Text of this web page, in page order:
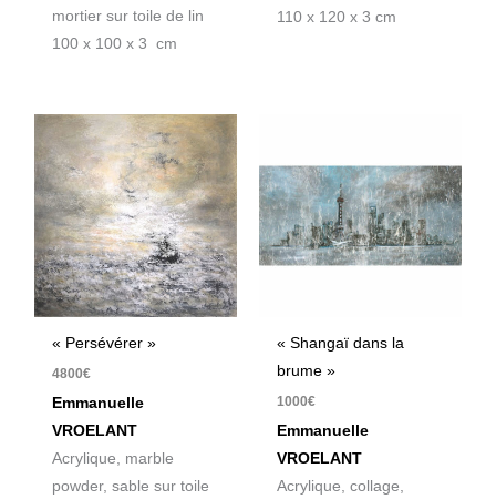
mortier sur toile de lin
100 x 100 x 3 cm
110 x 120 x 3 cm
« Persévérer »
4800€
Emmanuelle
VROELANT
Acrylique, marble
powder, sable sur toile
« Shangaï dans la
brume »
1000€
Emmanuelle
VROELANT
Acrylique, collage,